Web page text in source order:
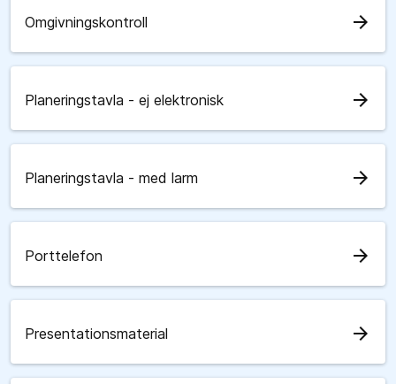
Omgivningskontroll arrow_forward
Planeringstavla - ej elektronisk arrow_forward
Planeringstavla - med larm arrow_forward
Porttelefon arrow_forward
Presentationsmaterial arrow_forward